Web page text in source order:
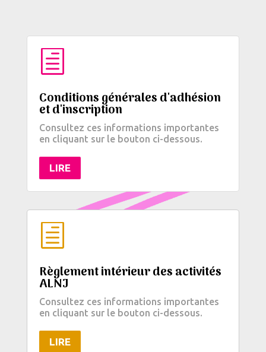
h
Conditions générales d'adhésion
et d'inscription
Consultez ces informations importantes
en cliquant sur le bouton ci-dessous.
LIRE
h
Règlement intérieur des activités
ALNJ
Consultez ces informations importantes
en cliquant sur le bouton ci-dessous.
LIRE